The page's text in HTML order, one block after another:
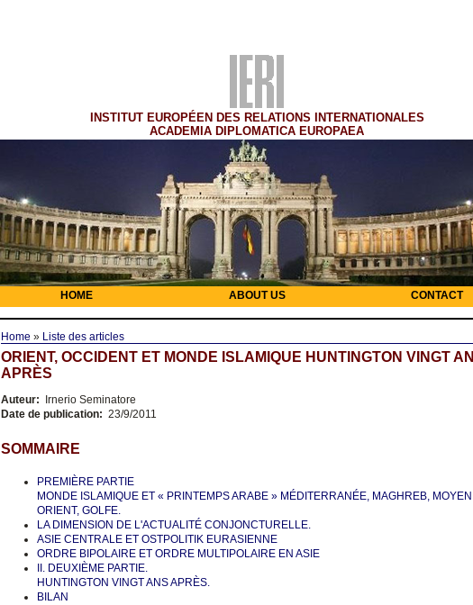
INSTITUT EUROPÉEN DES RELATIONS INTERNATIONALES
ACADEMIA DIPLOMATICA EUROPAEA
HOME ABOUT US CONTACT
Home » Liste des articles
ORIENT, OCCIDENT ET MONDE ISLAMIQUE HUNTINGTON VINGT
APRÈS
Auteur: Irnerio Seminatore
Date de publication: 23/9/2011
SOMMAIRE
PREMIÈRE PARTIE
MONDE ISLAMIQUE ET « PRINTEMPS ARABE » MÉDITERRANÉE, MAGHREB, MOYEN
ORIENT, GOLFE.
LA DIMENSION DE L'ACTUALITÉ CONJONCTURELLE.
ASIE CENTRALE ET OSTPOLITIK EURASIENNE
ORDRE BIPOLAIRE ET ORDRE MULTIPOLAIRE EN ASIE
II. DEUXIÈME PARTIE.
HUNTINGTON VINGT ANS APRÈS.
BILAN